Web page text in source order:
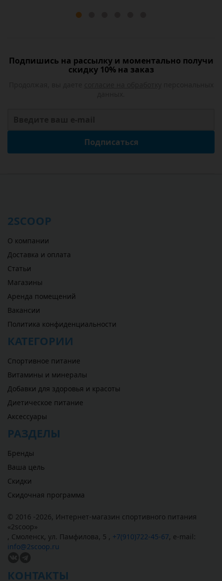
Подпишись на рассылку и моментально получи
скидку 10% на заказ
Подписаться
2SCOOP
О компании
Доставка и оплата
Статьи
Магазины
Аренда помещений
Вакансии
Политика конфиденциальности
КАТЕГОРИИ
Спортивное питание
Витамины и минералы
Добавки для здоровья и красоты
Диетическое питание
Аксессуары
РАЗДЕЛЫ
Бренды
Ваша цель
Скидки
Скидочная программа
© 2016 -2026, Интернет-магазин спортивного питания
«2scoop»
, Смоленск, ул. Памфилова, 5 , +7(910)722-45-67, e-mail:
info@2scoop.ru
КОНТАКТЫ